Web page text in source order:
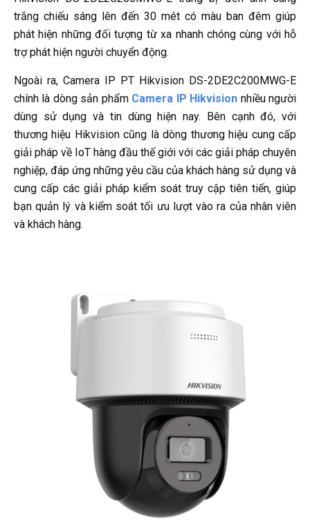
trắng chiếu sáng lên đến 30 mét có màu ban đêm giúp
phát hiện những đối tượng từ xa nhanh chóng cùng với hỗ
trợ phát hiện người chuyển động.
Ngoài ra, Camera IP PT Hikvision DS-2DE2C200MWG-E
chính là dòng sản phẩm Camera IP Hikvision nhiều người
dùng sử dụng và tin dùng hiện nay. Bên cạnh đó, với
thương hiệu Hikvision cũng là dòng thương hiệu cung cấp
giải pháp về IoT hàng đầu thế giới với các giải pháp chuyên
nghiệp, đáp ứng những yêu cầu của khách hàng sử dụng và
cung cấp các giải pháp kiểm soát truy cập tiên tiến, giúp
bạn quản lý và kiểm soát tối ưu lượt vào ra của nhân viên
và khách hàng.